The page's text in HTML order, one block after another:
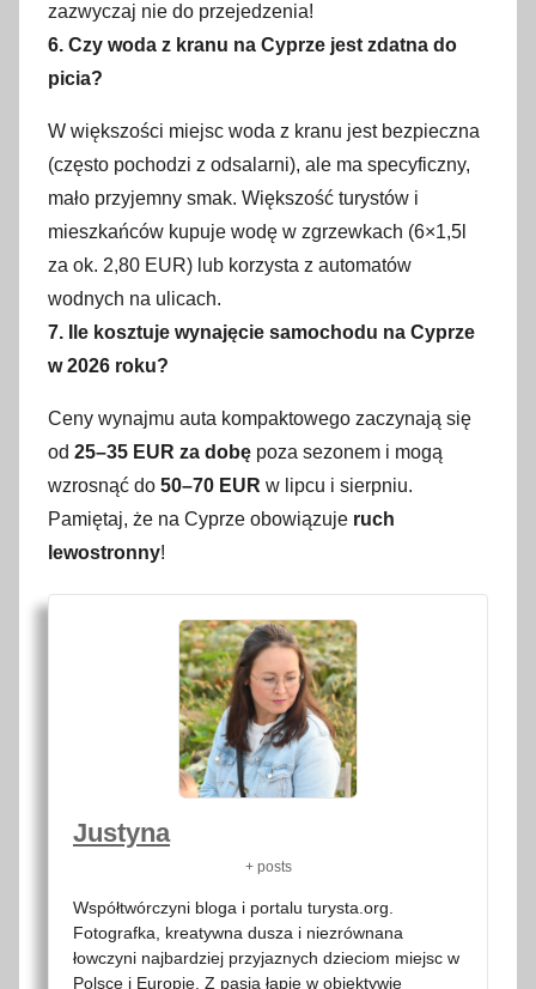
zazwyczaj nie do przejedzenia!
6. Czy woda z kranu na Cyprze jest zdatna do
picia?
W większości miejsc woda z kranu jest bezpieczna
(często pochodzi z odsalarni), ale ma specyficzny,
mało przyjemny smak. Większość turystów i
mieszkańców kupuje wodę w zgrzewkach (6×1,5l
za ok. 2,80 EUR) lub korzysta z automatów
wodnych na ulicach.
7. Ile kosztuje wynajęcie samochodu na Cyprze
w 2026 roku?
Ceny wynajmu auta kompaktowego zaczynają się
od 25–35 EUR za dobę poza sezonem i mogą
wzrosnąć do 50–70 EUR w lipcu i sierpniu.
Pamiętaj, że na Cyprze obowiązuje ruch
lewostronny!
Justyna
+ posts
Współtwórczyni bloga i portalu turysta.org.
Fotografka, kreatywna dusza i niezrównana
łowczyni najbardziej przyjaznych dzieciom miejsc w
Polsce i Europie. Z pasją łapie w obiektywie